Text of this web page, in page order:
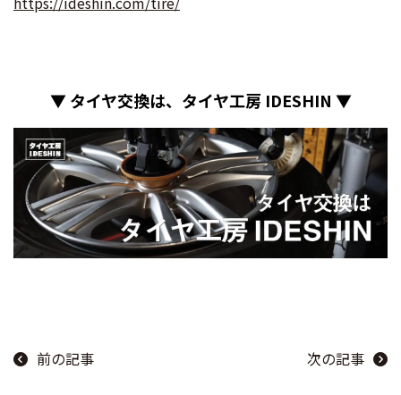
▼ タイヤ交換は、タイヤ工房 IDESHIN ▼
前の記事 次の記事